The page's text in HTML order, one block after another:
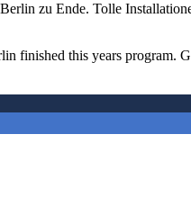
zu Ende. Tolle
finished this years program.